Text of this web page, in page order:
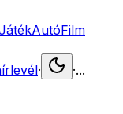
AutóFilm
· ·...